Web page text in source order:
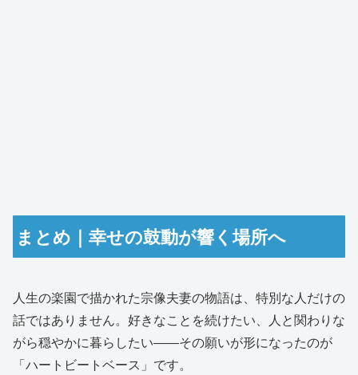
まとめ｜幸せの鼓動が響く場所へ
人生の楽園で描かれた宗像夫妻の物語は、特別な人だけの
話ではありません。好きなことを続けたい、人と関わりな
がら穏やかに暮らしたい――その願いが形になったのが
「ハートビートベース」です。